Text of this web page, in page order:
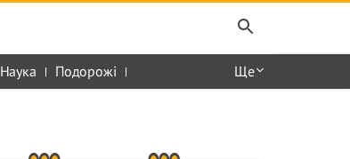
Наука Подорожі Ще